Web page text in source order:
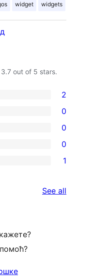
widget widgets
3.7 out of 5 stars.
2
0
0
0
1
See all